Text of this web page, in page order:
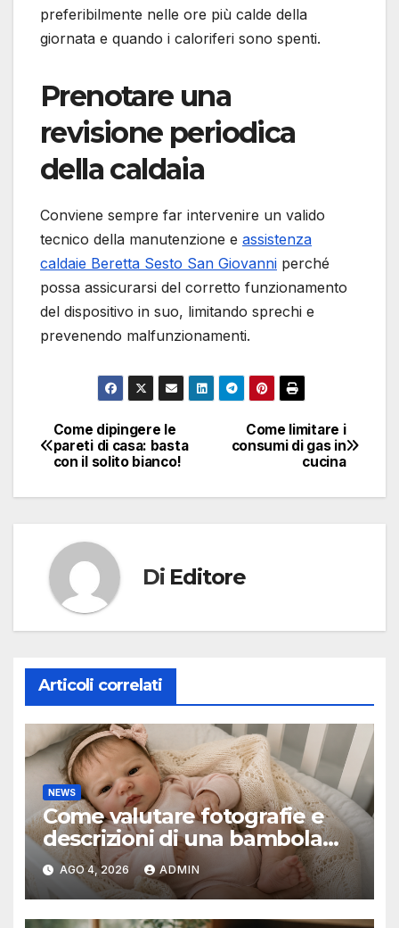
preferibilmente nelle ore più calde della
giornata e quando i caloriferi sono spenti.
Prenotare una
revisione periodica
della caldaia
Conviene sempre far intervenire un valido
tecnico della manutenzione e assistenza
caldaie Beretta Sesto San Giovanni perché
possa assicurarsi del corretto funzionamento
del dispositivo in suo, limitando sprechi e
prevenendo malfunzionamenti.
Navigazione
articoli
Come limitare i
consumi di gas in
cucina
Come dipingere le
pareti di casa: basta
con il solito bianco!
Di Editore
Articoli correlati
NEWS
Come valutare fotografie e
descrizioni di una bambola
reborn
AGO 4, 2026 ADMIN